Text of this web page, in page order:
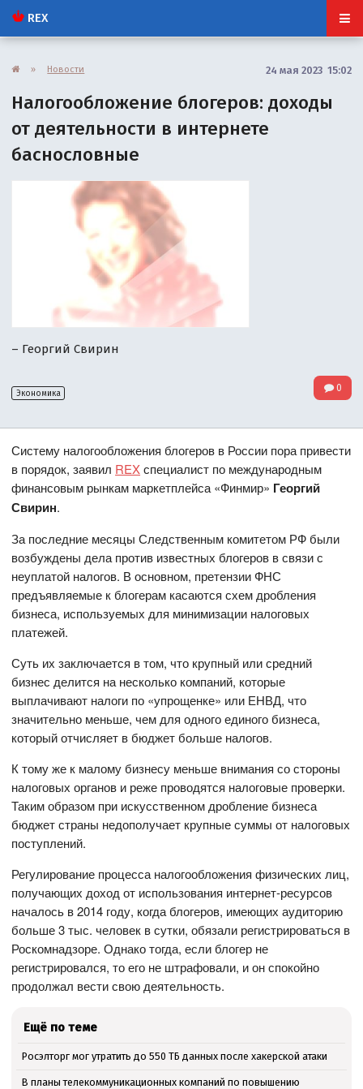
REX
» Новости 24 мая 2023 15:02
Налогообложение блогеров: доходы
от деятельности в интернете
баснословные
– Георгий Свирин
Экономика 0
Систему налогообложения блогеров в России пора привести
в порядок, заявил REXспециалист по международным
финансовым рынкам маркетплейса «Финмир» Георгий
Свирин.
За последние месяцы Следственным комитетом РФ были
возбуждены дела против известных блогеров в связи с
неуплатой налогов. В основном, претензии ФНС
предъявляемые к блогерам касаются схем дробления
бизнеса, используемых для минимизации налоговых
платежей.
Суть их заключается в том, что крупный или средний
бизнес делится на несколько компаний, которые
выплачивают налоги по «упрощенке» или ЕНВД, что
значительно меньше, чем для одного единого бизнеса,
который отчисляет в бюджет больше налогов.
К тому же к малому бизнесу меньше внимания со стороны
налоговых органов и реже проводятся налоговые проверки.
Таким образом при искусственном дробление бизнеса
бюджет страны недополучает крупные суммы от налоговых
поступлений.
Регулирование процесса налогообложения физических лиц,
получающих доход от использования интернет-ресурсов
началось в 2014 году, когда блогеров, имеющих аудиторию
больше 3 тыс. человек в сутки, обязали регистрироваться в
Роскомнадзоре. Однако тогда, если блогер не
регистрировался, то его не штрафовали, и он спокойно
продолжал вести свою деятельность.
Ещё по теме
Росэлторг мог утратить до 550 ТБ данных после хакерской атаки
В планы телекоммуникационных компаний по повышению